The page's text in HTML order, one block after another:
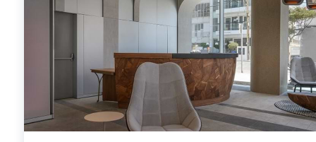
&ndash; פתוחה בעונה, בחודשים אפריל - אוקטובר), עם נוף פנורמי מהמם
של כל קו החוף.